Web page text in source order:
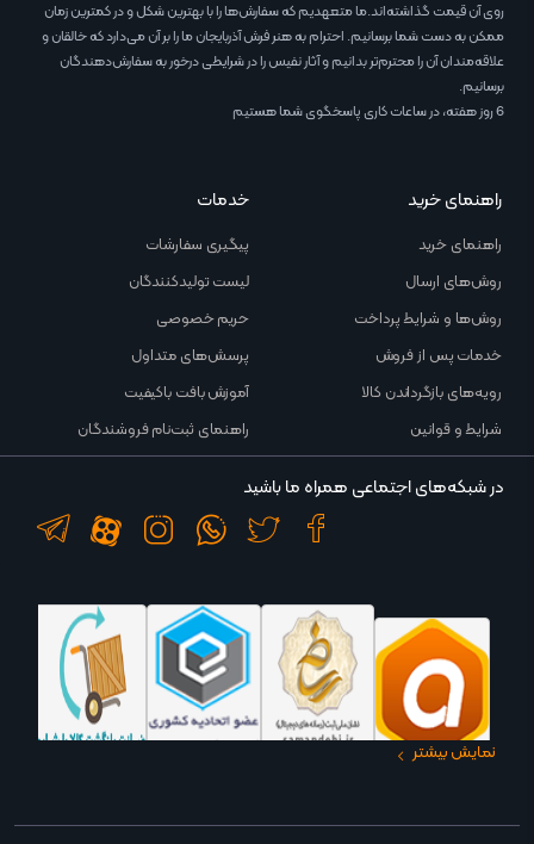
روی آن قیمت گذاشته‌اند.ما متعهدیم که سفارش‌ها را با بهترین شکل و در کمترین زمان
ممکن به دست شما برسانیم. احترام به هنر فرش آذربایجان ما را بر آن می‌دارد که خالقان و
علاقه‌مندان آن را محترم‌تر بدانیم و آثار نفیس را در شرایطی درخور به سفارش‌دهندگان
برسانیم.
6 روز هفته، در ساعات کاری پاسخگوی شما هستیم
راهنمای خرید
راهنمای خرید
روش‌های ارسال
روش‌ها و شرایط پرداخت
خدمات پس از فروش
رویه‌های بازگرداندن کالا
شرایط و قوانین
خدمات
پیگیری سفارشات
لیست تولیدکنندگان
حریم خصوصی
پرسش‌های متداول
آموزش بافت باکیفیت
راهنمای ثبت‌نام فروشندگان
در شبکه‌های اجتماعی همراه ما باشید
نمایش بیشتر